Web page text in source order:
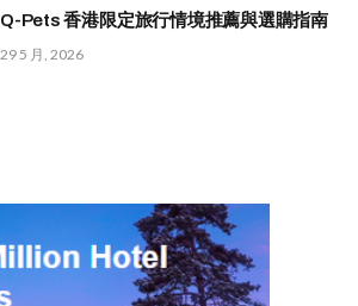
Q-Pets 香港限定旅行情境推薦與選購指南
29 5 月, 2026